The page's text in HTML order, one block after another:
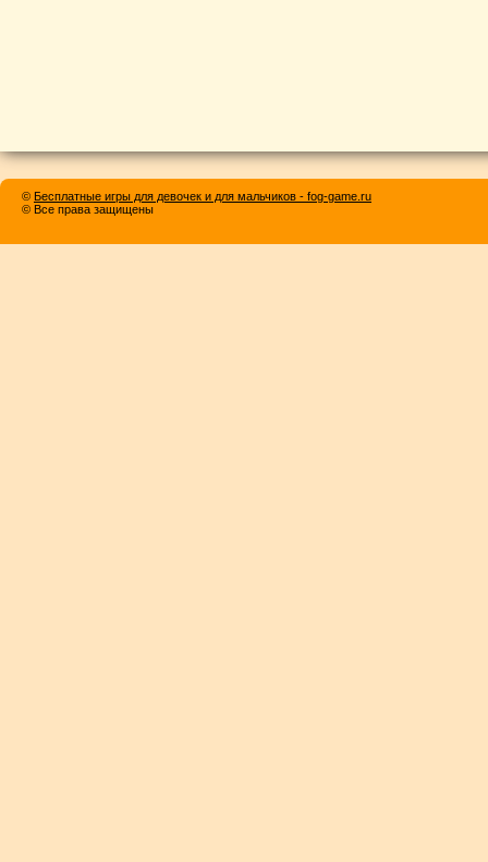
© Бесплатные игры для девочек и для мальчиков - fog-game.ru
© Все права защищены